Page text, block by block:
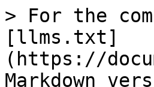
> For the
[llms.txt]
(https://
Markdown